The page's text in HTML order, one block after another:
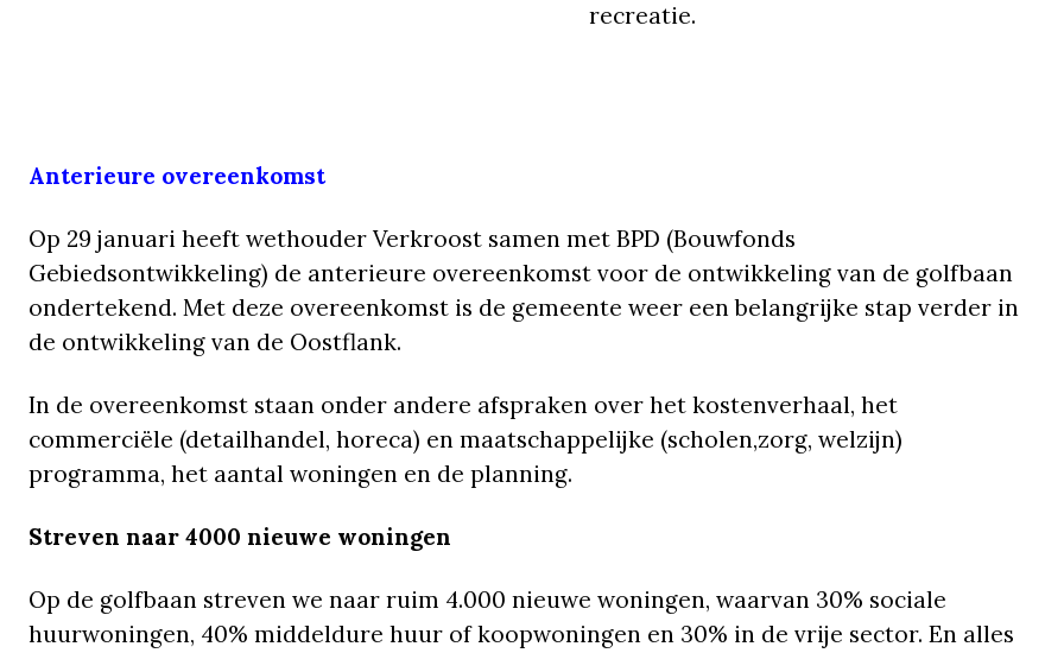
recreatie.
Anterieure overeenkomst
Op 29 januari heeft wethouder Verkroost samen met BPD (Bouwfonds
Gebiedsontwikkeling) de anterieure overeenkomst voor de ontwikkeling van de golfbaan
ondertekend. Met deze overeenkomst is de gemeente weer een belangrijke stap verder in
de ontwikkeling van de Oostflank.
In de overeenkomst staan onder andere afspraken over het kostenverhaal, het
commerciële (detailhandel, horeca) en maatschappelijke (scholen,zorg, welzijn)
programma, het aantal woningen en de planning.
Streven naar 4000 nieuwe woningen
Op de golfbaan streven we naar ruim 4.000 nieuwe woningen, waarvan 30% sociale
huurwoningen, 40% middeldure huur of koopwoningen en 30% in de vrije sector. En alles